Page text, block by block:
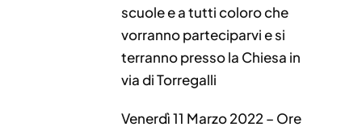
scuole e a tutti coloro che
vorranno parteciparvi e si
terranno presso la Chiesa in
via di Torregalli
Venerdì 11 Marzo 2022 – Ore